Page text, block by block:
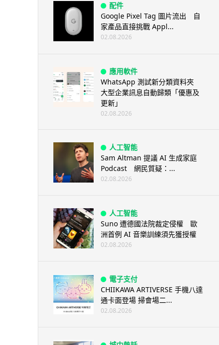
配件
Google Pixel Tag 圖片流出 自
家產品直接挑戰 Appl...
02.08.2026
應用軟件
WhatsApp 測試新分類資料夾
大型企業訊息自動歸類「優惠及
更新」
02.08.2026
人工智能
Sam Altman 提議 AI 生成家庭
Podcast 網民質疑：...
02.08.2026
人工智能
Suno 遭德國法院裁定侵權 歐
洲首例 AI 音樂訓練須先獲授權
02.08.2026
電子支付
CHIIKAWA ARTIVERSE 手機八達
通卡面登場 掃會場二...
02.08.2026